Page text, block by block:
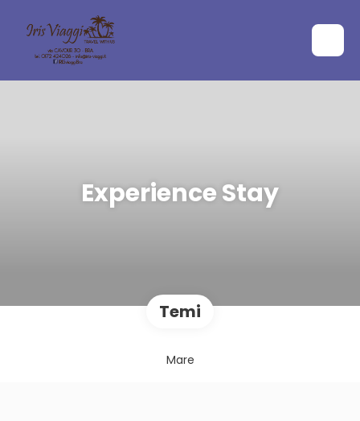
Experience Stay
Temi
Mare